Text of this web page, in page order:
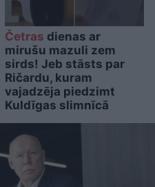
Četras dienas ar
mirušu mazuli zem
sirds! Jeb stāsts par
Ričardu, kuram
vajadzēja piedzimt
Kuldīgas slimnīcā